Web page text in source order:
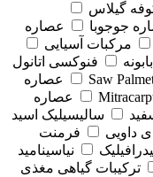
گیلاس
جوجوبا
عصاره
مرکبات آسیایی
فنوکسی اتانول
عصاره
عصاره
سالیسیلیک اسید
داویی
فرمنت
نیاسینامید
ترکیبات گیاهی مغذی